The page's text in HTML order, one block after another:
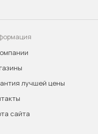
лучшей цены
сайта